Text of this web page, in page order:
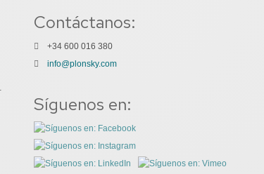
Contáctanos:
+34 600 016 380
info@plonsky.com
Síguenos en: